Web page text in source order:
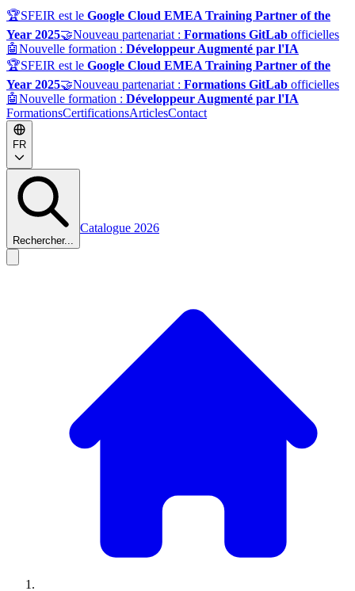
🏆SFEIR est le Google Cloud EMEA Training Partner of the
Year 2025🤝Nouveau partenariat : Formations GitLab officielles
🤖Nouvelle formation : Développeur Augmenté par l'IA
🏆SFEIR est le Google Cloud EMEA Training Partner of the
Year 2025🤝Nouveau partenariat : Formations GitLab officielles
🤖Nouvelle formation : Développeur Augmenté par l'IA
FormationsCertificationsArticlesContact
FR
Rechercher...
Catalogue 2026